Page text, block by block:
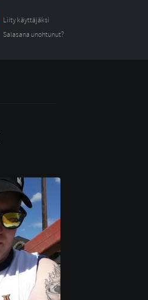
Liity käyttäjäksi
Salasana unohtunut?